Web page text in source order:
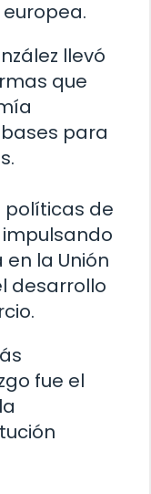
llevó
que
para
políticas de
la Unión
desarrollo
fue el